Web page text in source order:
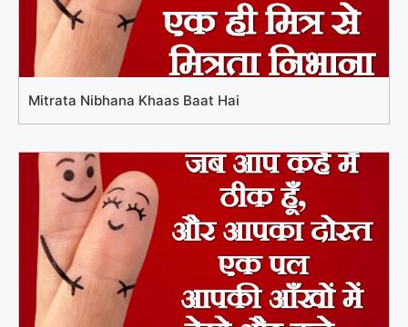
Mitrata Nibhana Khaas Baat Hai